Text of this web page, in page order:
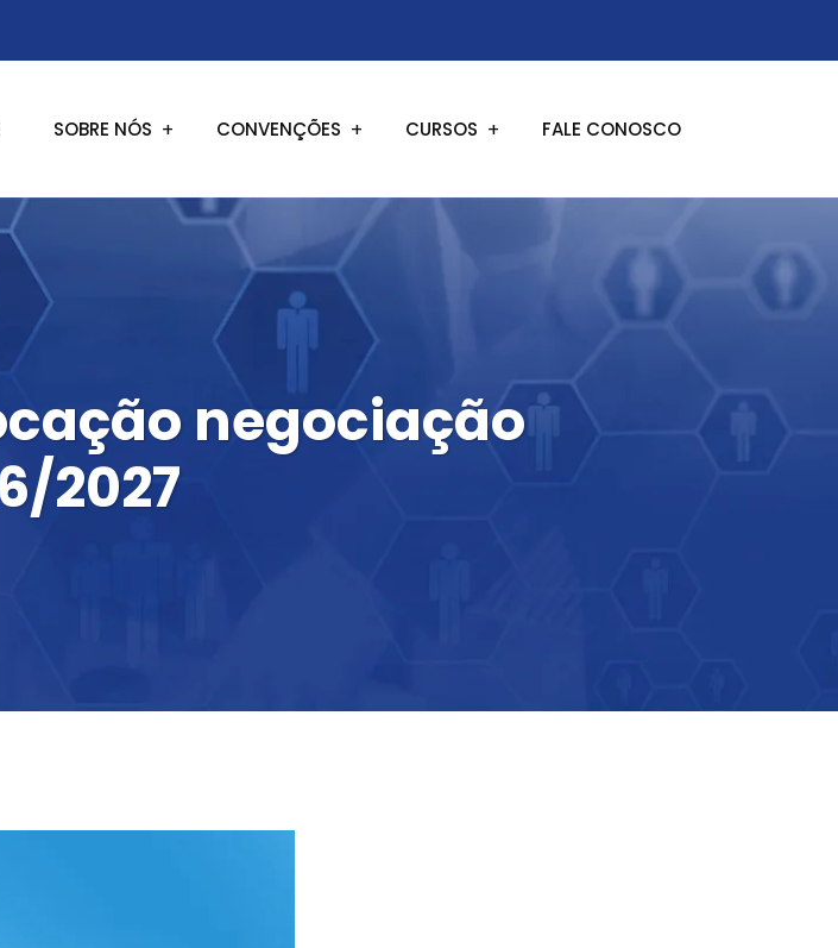
SOBRE NÓS CONVENÇÕES CURSOS FALE CONOSCO
negociação
2027